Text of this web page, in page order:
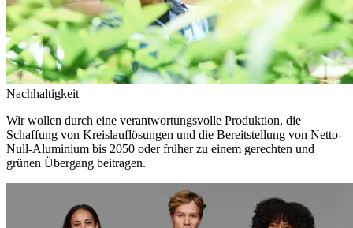
Nachhaltigkeit
Wir wollen durch eine verantwortungsvolle Produktion, die
Schaffung von Kreislauflösungen und die Bereitstellung von Netto-
Null-Aluminium bis 2050 oder früher zu einem gerechten und
grünen Übergang beitragen.